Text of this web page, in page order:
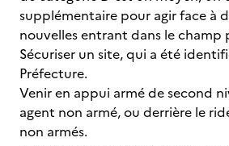
supplémentaire pour agir face à
nouvelles entrant dans le champ
Sécuriser un site, qui a été
Préfecture.
Venir en appui armé de second
agent non armé, ou derrière le
non armés.